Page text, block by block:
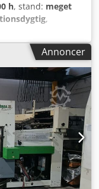
h, stand: meget
,
dokumenteret!
er alle
Lineære drev er
Sprintera 106-
mm Min.
12.000 ark/time
m² Cedpozp
stop indføring
kundens ønske.
spørgsmål.
Annoncer